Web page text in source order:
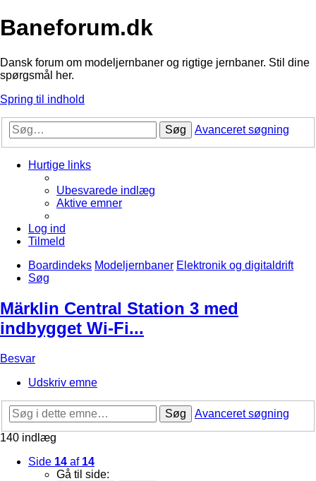
Baneforum.dk
Dansk forum om modeljernbaner og rigtige jernbaner. Stil dine
spørgsmål her.
Spring til indhold
Søg Avanceret søgning
Hurtige links
Ubesvarede indlæg
Aktive emner
Log ind
Tilmeld
Boardindeks Modeljernbaner Elektronik og digitaldrift
Søg
Märklin Central Station 3 med
indbygget Wi-Fi...
Besvar
Udskriv emne
Søg
Avanceret søgning
140 indlæg
Side 14 af 14
Gå til side: